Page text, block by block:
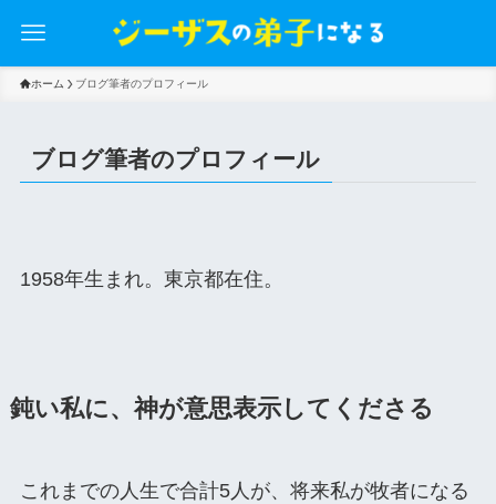
ホーム ブログ筆者のプロフィール
ブログ筆者のプロフィール
1958年生まれ。東京都在住。
鈍い私に、神が意思表示してくださる
これまでの人生で合計5人が、将来私が牧者になる